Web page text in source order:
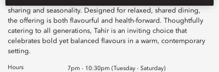
sharing and seasonality. Designed for relaxed, shared dining,
the offering is both flavourful and health-forward. Thoughtfully
catering to all generations, Tahir is an inviting choice that
celebrates bold yet balanced flavours in a warm, contemporary
setting.
Hours 7pm - 10:30pm (Tuesday - Saturday)